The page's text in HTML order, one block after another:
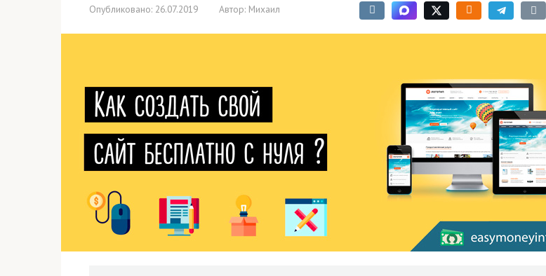
Опубликовано: 26.07.2019 Автор: Михаил